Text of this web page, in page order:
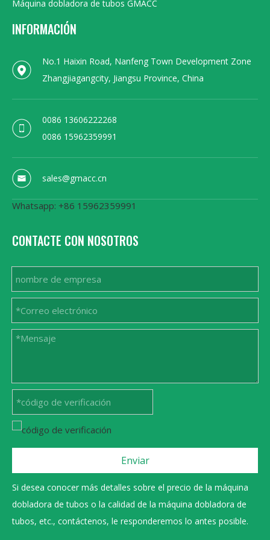
Máquina dobladora de tubos GMACC
INFORMACIÓN
No.1 Haixin Road, Nanfeng Town Development Zone
Zhangjiagangcity, Jiangsu Province, China
0086 13606222268
0086 15962359991
sales@gmacc.cn
Whatsapp: +86 15962359991
CONTACTE CON NOSOTROS
Enviar
Si desea conocer más detalles sobre el precio de la máquina
dobladora de tubos o la calidad de la máquina dobladora de
tubos, etc., contáctenos, le responderemos lo antes posible.